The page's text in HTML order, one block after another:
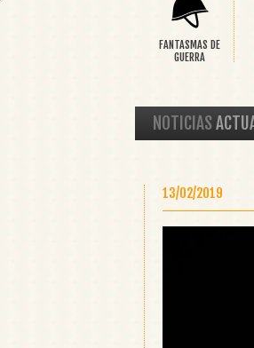
FANTASMAS DE
GUERRA
NOTICIAS
13/02/2019